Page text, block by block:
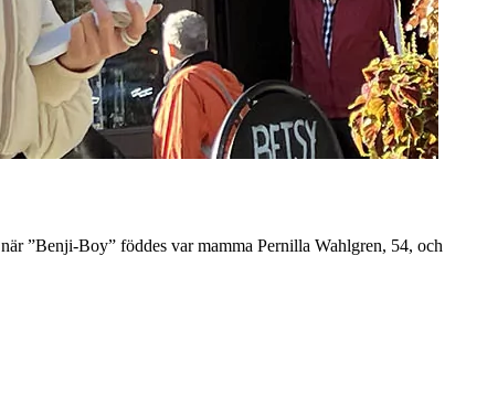
”Benji-Boy” föddes var mamma Pernilla Wahlgren, 54, och